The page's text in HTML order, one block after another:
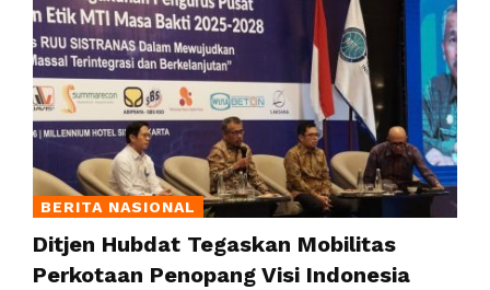
BERITA NASIONAL
Ditjen Hubdat Tegaskan Mobilitas
Perkotaan Penopang Visi Indonesia